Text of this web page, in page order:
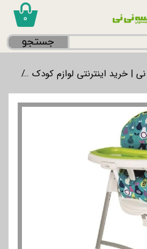
۰
جستجو
| خرید اینترنتی لوازم کودک